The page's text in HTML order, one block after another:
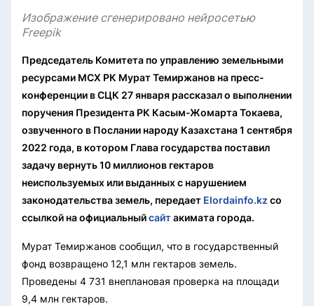
Изображение сгенерировано нейросетью
Freepik
Председатель Комитета по управлению земельными
ресурсами МСХ РК Мурат Темиржанов на пресс-
конференции в СЦК 27 января рассказал о выполнении
поручения Президента РК Касым-Жомарта Токаева,
озвученного в Послании народу Казахстана 1 сентября
2022 года, в котором Глава государства поставил
задачу вернуть 10 миллионов гектаров
неиспользуемых или выданных с нарушением
законодательства земель, передает Elordainfo.kz со
ссылкой на официальныйсайтакимата города.
Мурат Темиржанов сообщил, что в государственный
фонд возвращено 12,1 млн гектаров земель.
Проведены 4 731 внеплановая проверка на площади
9,4 млн гектаров.